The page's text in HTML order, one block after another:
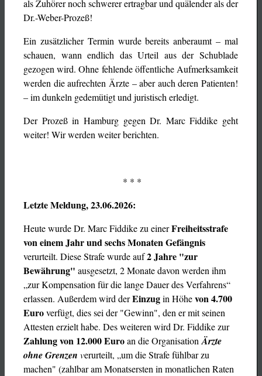
als Zuhörer noch schwerer ertragbar und quälender als der
Dr.-Weber-Prozeß!
Ein zusätzlicher Termin wurde bereits anberaumt – mal
schauen, wann endlich das Urteil aus der Schublade
gezogen wird. Ohne fehlende öffentliche Aufmerksamkeit
werden die aufrechten Ärzte – aber auch deren Patienten!
– im dunkeln gedemütigt und juristisch erledigt.
Der Prozeß in Hamburg gegen Dr. Marc Fiddike geht
weiter! Wir werden weiter berichten.
* * *
Letzte Meldung, 23.06.2026:
Heute wurde Dr. Marc Fiddike zu einerFreiheitsstrafe
von einem Jahr und sechs Monaten Gefängnis
verurteilt. Diese Strafe wurde auf2 Jahre "zur
Bewährung" ausgesetzt, 2 Monate davon werden ihm
„zur Kompensation für die lange Dauer des Verfahrens“
erlassen. Außerdem wird derEinzugin Höhevon4.700
Euroverfügt, dies sei der "Gewinn", den er mit seinen
Attesten erzielt habe. Des weiteren wird Dr. Fiddike zur
Zahlung von 12.000 Euroan die OrganisationÄrzte
ohne Grenzen verurteilt, „um die Strafe fühlbar zu
machen" (zahlbar am Monatsersten in monatlichen Raten